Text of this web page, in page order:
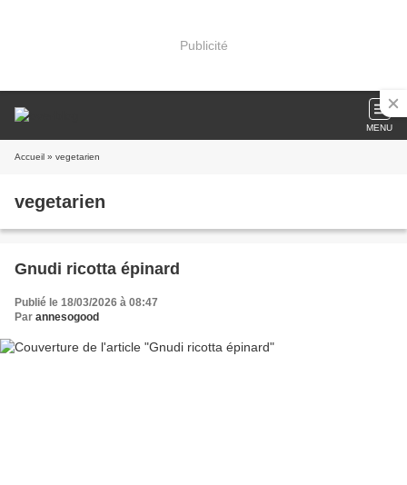
Publicité
MENU
Accueil » vegetarien
vegetarien
Gnudi ricotta épinard
Publié le 18/03/2026 à 08:47
Par annesogood